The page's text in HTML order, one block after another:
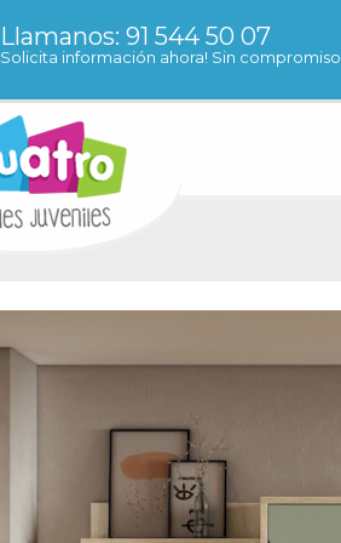
Llamanos: 91 544 50 07
Solicita información ahora! Sin compromiso